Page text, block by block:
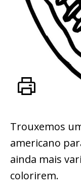
Trouxemos
americano
ainda mais
colorirem.